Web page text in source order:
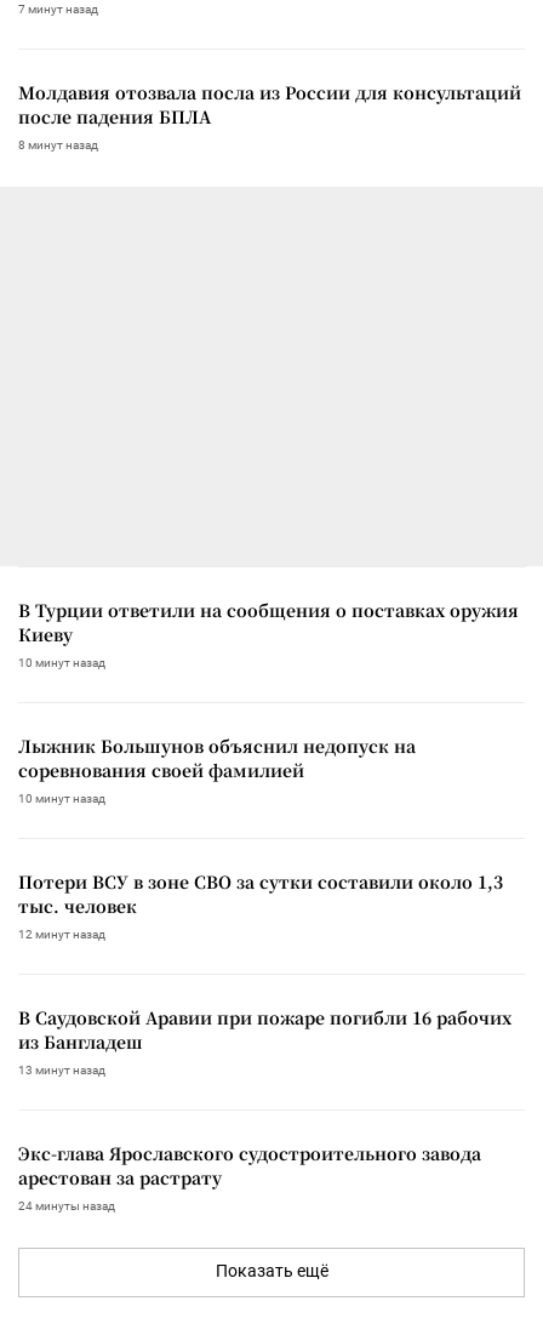
7 минут назад
Молдавия отозвала посла из России для консультаций
после падения БПЛА
8 минут назад
В Турции ответили на сообщения о поставках оружия
Киеву
10 минут назад
Лыжник Большунов объяснил недопуск на
соревнования своей фамилией
10 минут назад
Потери ВСУ в зоне СВО за сутки составили около 1,3
тыс. человек
12 минут назад
В Саудовской Аравии при пожаре погибли 16 рабочих
из Бангладеш
13 минут назад
Экс-глава Ярославского судостроительного завода
арестован за растрату
24 минуты назад
Показать ещё